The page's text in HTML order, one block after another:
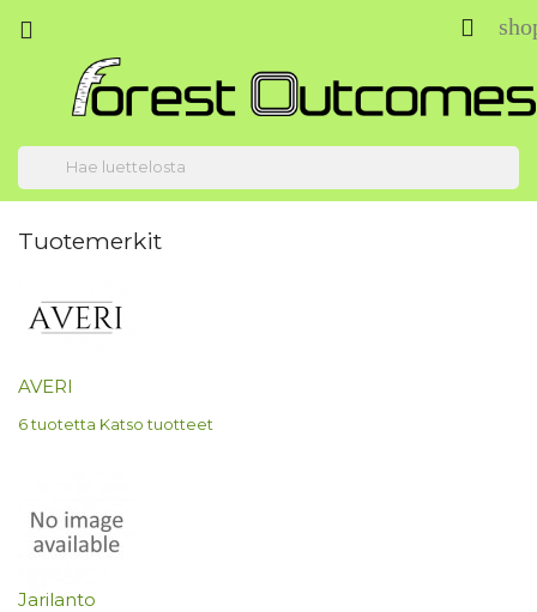
 

Tuotemerkit
AVERI
6 tuotetta Katso tuotteet
Jarilanto